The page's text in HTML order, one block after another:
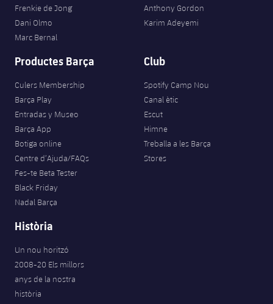
Jugadors
Fotos
Història
Palmarès
Classificació
Juvenil
Infantil
Notícies
Atletisme
plusicon
més
Masculí
Femení
Agenda
Bàsquet en cadira de rodes
plusicon
més
Actualitat
Jugadors
Calendari
Resultats
Classificació
Hockey gel
Actualitat
Calendari
plusicon
més
Notícies
Hockey Herba Masculí
Patinatge artístic
plusicon
més
Actualitat
Agenda
Escola de Patinatge
Rugby
plusicon
més
Actualitat
Jugadors
Voleibol
plusicon
més
Frenkie de Jong
Dani Olmo
Marc Bernal
Anthony Gordon
Karim Adeyemi
Productes Barça
Culers Membership
Barça Play
Entradas y Museo
Barça App
Botiga online
Centre d’Ajuda/FAQs
Fes-te Beta Tester
Black Friday
Nadal Barça
Club
Spotify Camp Nou
Canal ètic
Escut
Himne
Treballa a les Barça
Stores
Història
Un nou horitzó
2008-20 Els millors
anys de la nostra
història